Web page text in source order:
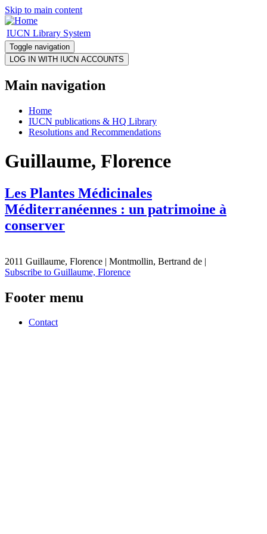
Skip to main content
IUCN Library System
Toggle navigation
Main navigation
Home
IUCN publications & HQ Library
Resolutions and Recommendations
Guillaume, Florence
Les Plantes Médicinales
Méditerranéennes : un patrimoine à
conserver
2011 Guillaume, Florence | Montmollin, Bertrand de |
Subscribe to Guillaume, Florence
Footer menu
Contact